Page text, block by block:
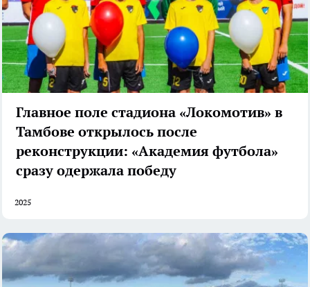
Главное поле стадиона «Локомотив» в
Тамбове открылось после
реконструкции: «Академия футбола»
сразу одержала победу
2025